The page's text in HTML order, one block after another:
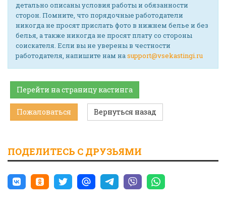
детально описаны условия работы и обязанности
сторон. Помните, что порядочные работодатели
никогда не просят прислать фото в нижнем белье и без
белья, а также никогда не просят плату со стороны
соискателя. Если вы не уверены в честности
работодателя, напишите нам наsupport@vsekastingi.ru
Перейти на страницу кастинга
Пожаловаться Вернуться назад
ПОДЕЛИТЕСЬ С ДРУЗЬЯМИ